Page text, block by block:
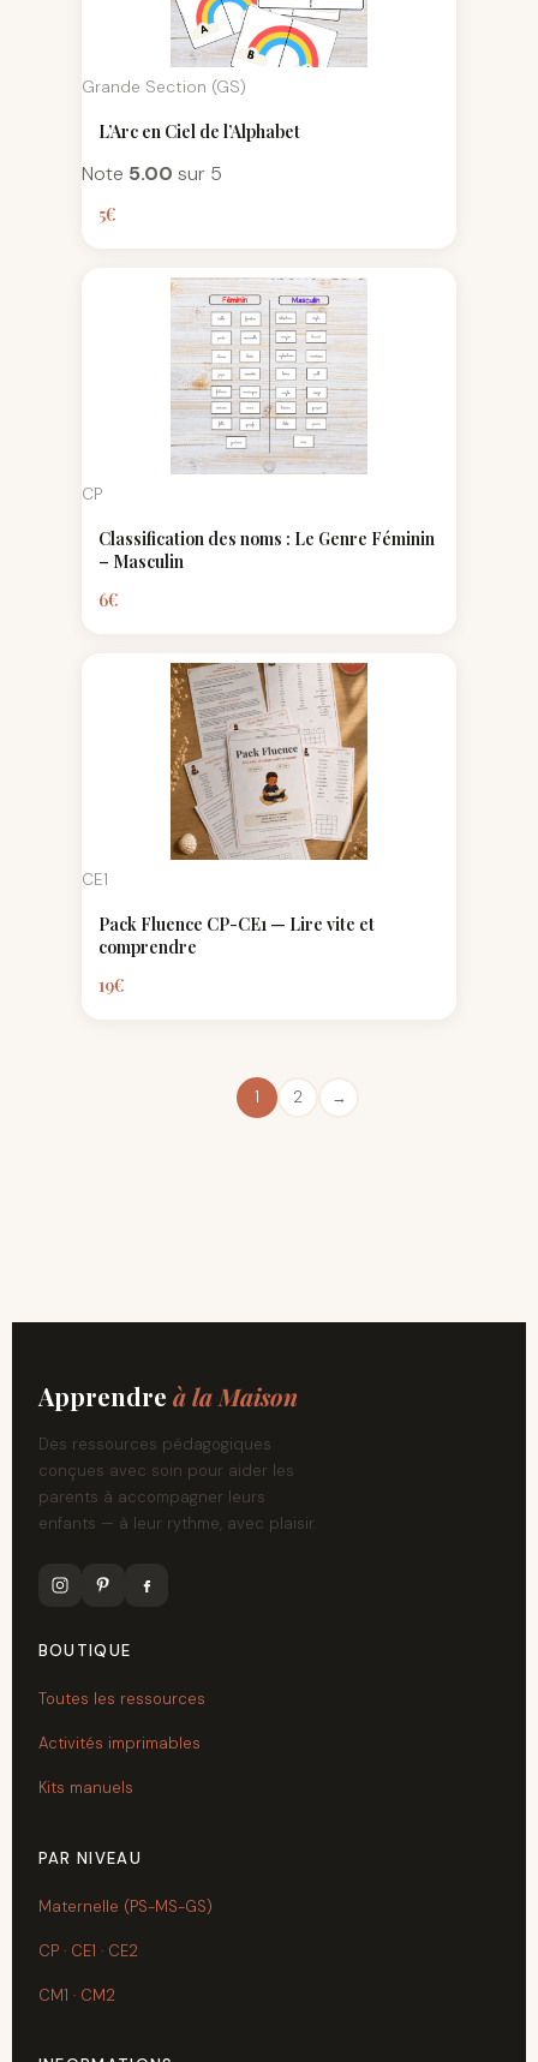
Grande Section (GS)
L’Arc en Ciel de l’Alphabet
Note 5.00 sur 5
5€
CP
Classification des noms : Le Genre Féminin
– Masculin
6€
CE1
Pack Fluence CP-CE1 — Lire vite et
comprendre
19€
1 2 →
Apprendre à la Maison
Des ressources pédagogiques
conçues avec soin pour aider les
parents à accompagner leurs
enfants — à leur rythme, avec plaisir.
BOUTIQUE
Toutes les ressources
Activités imprimables
Kits manuels
PAR NIVEAU
Maternelle (PS-MS-GS)
CP · CE1 · CE2
CM1 · CM2